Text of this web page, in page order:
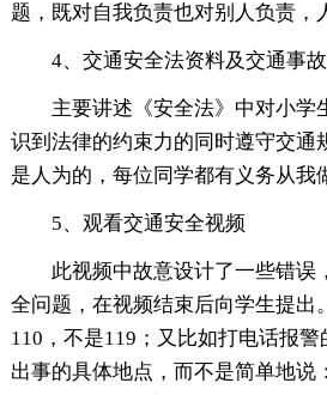
题，既对自我负责也对别人负责，
4、交通安全法资料及交通事
主要讲述《安全法》中对小学
识到法律的约束力的同时遵守交通
是人为的，每位同学都有义务从我
5、观看交通安全视频
此视频中故意设计了一些错误
全问题，在视频结束后向学生提出
110，不是119；又比如打电话报
出事的具体地点，而不是简单地说